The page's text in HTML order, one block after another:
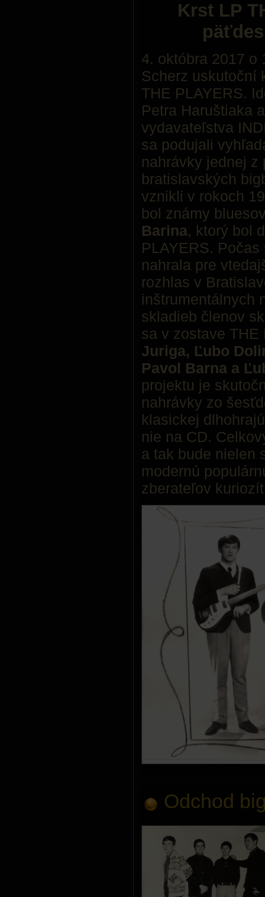
Krst LP
4. októbra 2017 o
Scherz uskutoční
THE PLAYERS.
Petra Haruštiaka
vydavateľstva
sa podujali
nahrávky jednej z
bratislavských
vznikli v rokoch
bol známy
Barina, ktorý bol
PLAYERS.
nahrala pre
rozhlas v
inštrumentálnych
skladieb členov
sa v zostave
Juriga, Ľubo
Pavol Barna a
projektu je
nahrávky zo
klasickej
nie na CD.
a tak bude nielen
modernú
zberateľov
Odchod